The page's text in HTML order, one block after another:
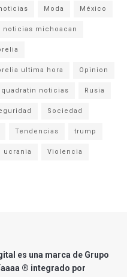
Moda México
noticias michoacan
ultima hora Opinion
quadratin noticias Rusia
Sociedad
Tendencias trump
ucrania Violencia
es una marca de Grupo
® integrado por